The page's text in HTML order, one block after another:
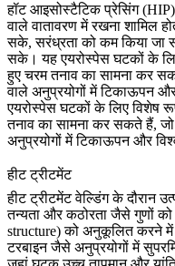
हॉट आइसोस्टैटिक प्रेसिंग(HIP)
वाले वातावरण में रखना शामिल
सके, सरंध्रता को कम किया जा
सके। यह एयरोस्पेस घटकों के
हुए चरम तनाव का सामना कर
वाले अनुप्रयोगों में टिकाऊपन
एयरोस्पेस घटकों के लिए विशेष
तनाव का सामना कर सकते हैं,
अनुप्रयोगों में टिकाऊपन और
हीट ट्रीटमेंट
हीट ट्रीटमेंटवेल्डिंग के दौरान
तन्यता और कठोरता जैसे गुणों को
structure) को अनुकूलित करने
टरबाइन जैसे अनुप्रयोगों में